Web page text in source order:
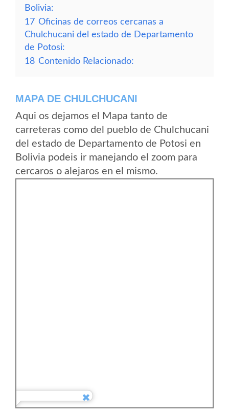
Bolivia:
17 Oficinas de correos cercanas a
Chulchucani del estado de Departamento
de Potosi:
18 Contenido Relacionado:
MAPA DE CHULCHUCANI
Aqui os dejamos el Mapa tanto de
carreteras como del pueblo de Chulchucani
del estado de Departamento de Potosi en
Bolivia podeis ir manejando el zoom para
cercaros o alejaros en el mismo.